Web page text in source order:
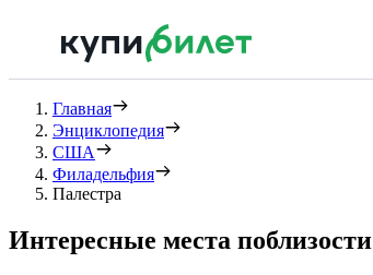
Главная
Энциклопедия
США
Филадельфия
Палестра
Интересные места поблизости